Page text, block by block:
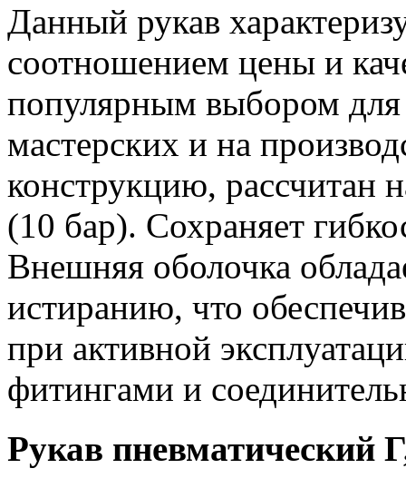
Данный рукав
соотношением цены и
популярным выбором для
мастерских и на
конструкцию, рассчитан
(10 бар). Сохраняет
Внешняя оболочка
истиранию, что
при активной
фитингами и
Рукав пневматический